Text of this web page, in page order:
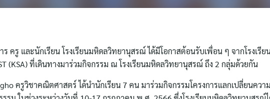
ครู และนักเรียน โรงเรียนมหิดลวิทยานุสรณ์ ได้มีโอกาสต้อนรับเพื่อน ๆ จากโรงเรีย
(KSA) ที่เดินทางมาร่วมกิจกรรม ณ โรงเรียนมหิดลวิทยานุสรณ์ ถึง 2 กลุ่มด้วยกัน
ครูวิชาคณิตศาสตร์ ได้นำนักเรียน 7 คน มาร่วมกิจกรรมโครงการแลกเปลี่ยนควา